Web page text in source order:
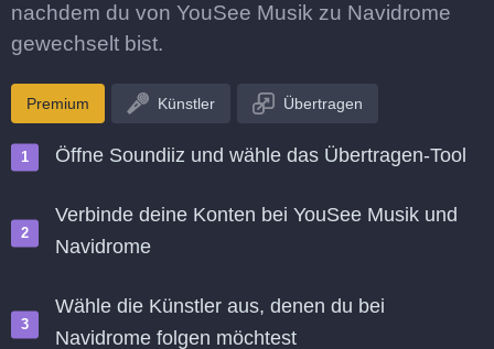
nachdem du von YouSee Musik zu Navidrome
gewechselt bist.
Premium Künstler Übertragen
Öffne Soundiiz und wähle das Übertragen-Tool
Verbinde deine Konten bei YouSee Musik und
Navidrome
Wähle die Künstler aus, denen du bei
Navidrome folgen möchtest